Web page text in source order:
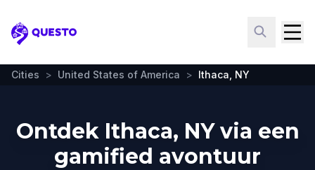
Questo
Cities > United States of America > Ithaca, NY
Ontdek Ithaca, NY via een
gamified avontuur